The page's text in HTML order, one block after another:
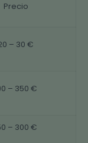
Precio
– 30 €
– 350 €
– 300 €